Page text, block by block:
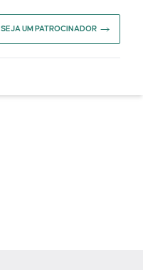
SEJA UM PATROCINADOR